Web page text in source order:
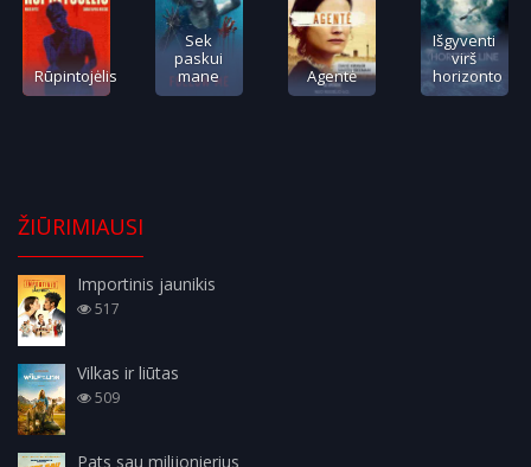
Rūpintojėlis
Sek
paskui
mane
Agentė
Išgyventi
virš
horizonto
ŽIŪRIMIAUSI
Importinis jaunikis
517
Vilkas ir liūtas
509
Pats sau milijonierius